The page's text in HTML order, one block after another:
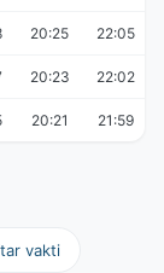
20:25 22:05
20:23 22:02
20:21 21:59
vakti